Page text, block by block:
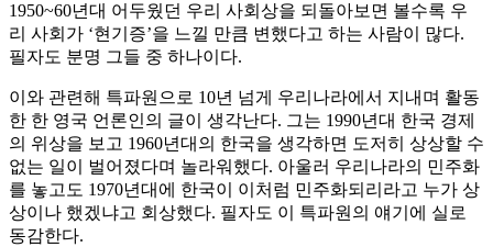
1950~60년대 어두웠던 우리 사회상을 되돌아보면 볼수록 우
리 사회가 ‘현기증’을 느낄 만큼 변했다고 하는 사람이 많다.
필자도 분명 그들 중 하나이다.
이와 관련해 특파원으로 10년 넘게 우리나라에서 지내며 활동
한 한 영국 언론인의 글이 생각난다. 그는 1990년대 한국 경제
의 위상을 보고 1960년대의 한국을 생각하면 도저히 상상할 수
없는 일이 벌어졌다며 놀라워했다. 아울러 우리나라의 민주화
를 놓고도 1970년대에 한국이 이처럼 민주화되리라고 누가 상
상이나 했겠냐고 회상했다. 필자도 이 특파원의 얘기에 실로
동감한다.